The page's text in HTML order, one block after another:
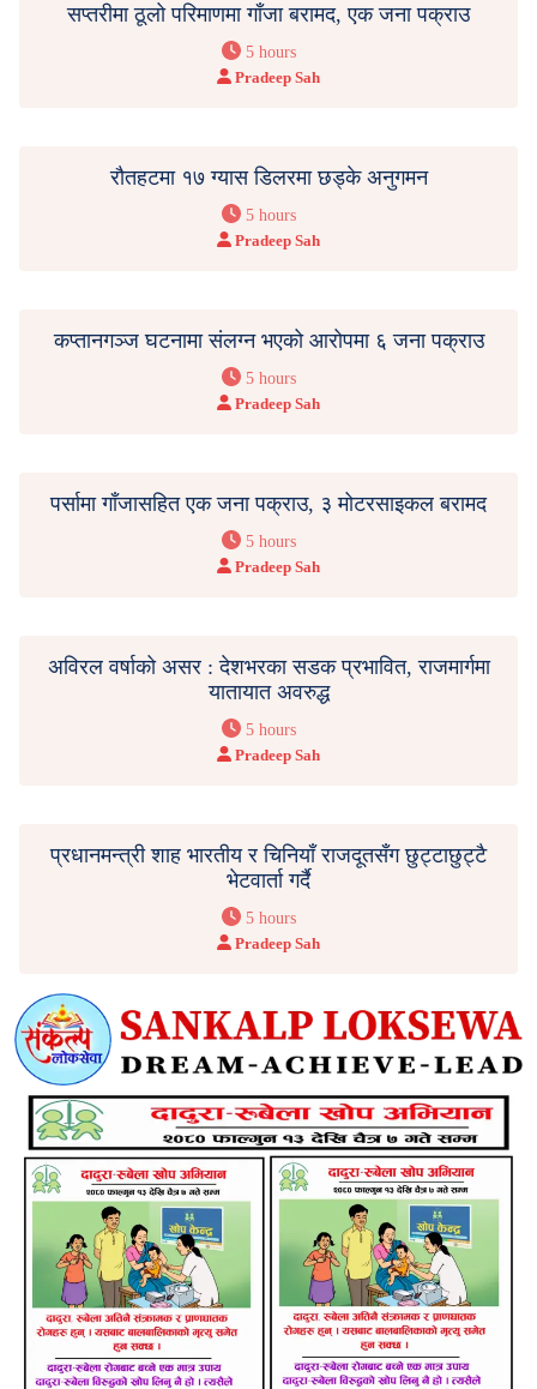
सप्तरीमा ठूलो परिमाणमा गाँजा बरामद, एक जना पक्राउ
5 hours
Pradeep Sah
रौतहटमा १७ ग्यास डिलरमा छड्के अनुगमन
5 hours
Pradeep Sah
कप्तानगञ्ज घटनामा संलग्न भएको आरोपमा ६ जना पक्राउ
5 hours
Pradeep Sah
पर्सामा गाँजासहित एक जना पक्राउ, ३ मोटरसाइकल बरामद
5 hours
Pradeep Sah
अविरल वर्षाको असर : देशभरका सडक प्रभावित, राजमार्गमा
यातायात अवरुद्ध
5 hours
Pradeep Sah
प्रधानमन्त्री शाह भारतीय र चिनियाँ राजदूतसँग छुट्टाछुट्टै
भेटवार्ता गर्दै
5 hours
Pradeep Sah